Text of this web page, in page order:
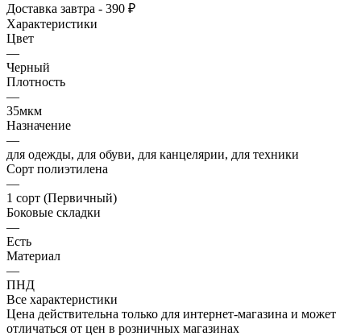
Доставка завтра - 390 ₽
Характеристики
Цвет
—
Черный
Плотность
—
35мкм
Назначение
—
для одежды, для обуви, для канцелярии, для техники
Сорт полиэтилена
—
1 сорт (Первичный)
Боковые складки
—
Есть
Материал
—
ПНД
Все характеристики
Цена действительна только для интернет-магазина и может
отличаться от цен в розничных магазинах